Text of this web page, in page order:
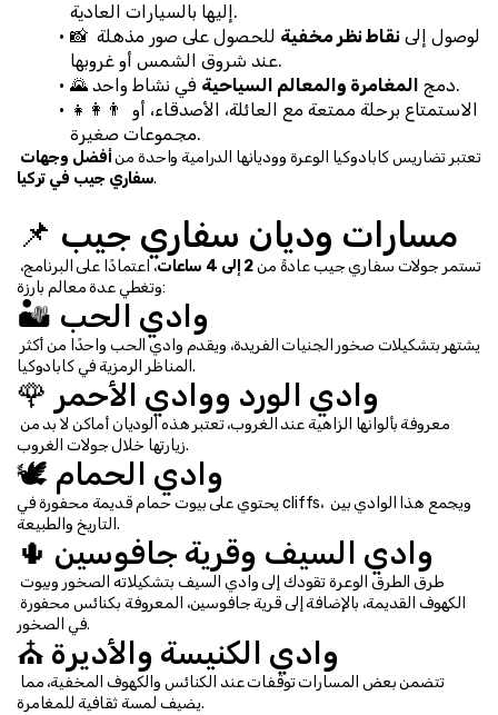
إليها بالسيارات العادية.
📸 الوصول إلى نقاط نظر مخفية
عند شروق الشمس أو غروبها.
🌄 دمج المغامرة والمعالم السياحية
في نشاط واحد.
👨‍👩‍👧 الاستمتاع برحلة ممتعة مع العائلة، الأصدقاء، أو
مجموعات صغيرة.
تعتبر تضاريس كابادوكيا الوعرة ووديانها الدرامية واحدة من
سفاري جيب في تركيا.
📌 مسارات وديان سفاري جيب
تستمر جولات سفاري جيب عادةً من 2 إلى 4 ساعات
وتغطي عدة معالم بارزة:
🏜️ وادي الحب
المناظر الرمزية في كابادوكيا.
🌹 وادي الورد ووادي الأحمر
زيارتها خلال جولات الغروب.
🕊️ وادي الحمام
يحتوي على بيوت حمام قديمة محفورة في cliffs، ويجمع هذا الوادي بين
التاريخ والطبيعة.
🌵 وادي السيف وقرية جافوسين
في الصخور.
⛪ وادي الكنيسة والأديرة
يضيف لمسة ثقافية للمغامرة.